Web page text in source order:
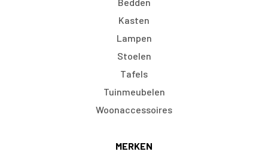
Kasten
Lampen
Stoelen
Tafels
Tuinmeubelen
Woonaccessoires
MERKEN